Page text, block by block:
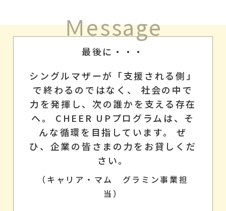
Ｍessage
最後に・・・
シングルマザーが「支援される側」
で終わるのではなく、
社会の中で
力を発揮し、次の誰かを支える存在
へ。
CHEER UPプログラムは、そ
んな循環を目指しています。
ぜ
ひ、企業の皆さまの力をお貸しくだ
さい。
（キャリア・マム グラミン事業担
当）